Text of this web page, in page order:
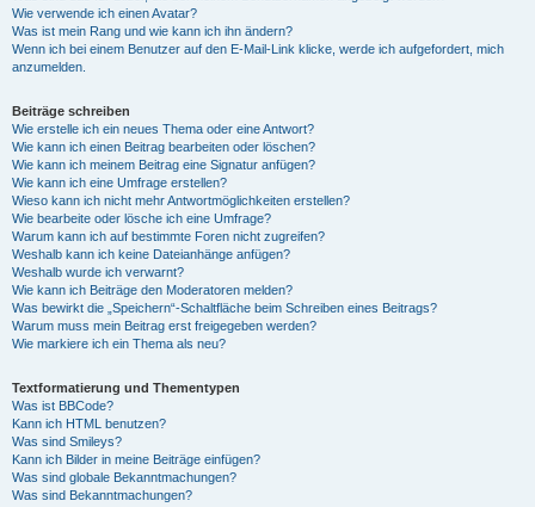
Wie verwende ich einen Avatar?
Was ist mein Rang und wie kann ich ihn ändern?
Wenn ich bei einem Benutzer auf den E-Mail-Link klicke, werde ich aufgefordert, mich
anzumelden.
Beiträge schreiben
Wie erstelle ich ein neues Thema oder eine Antwort?
Wie kann ich einen Beitrag bearbeiten oder löschen?
Wie kann ich meinem Beitrag eine Signatur anfügen?
Wie kann ich eine Umfrage erstellen?
Wieso kann ich nicht mehr Antwortmöglichkeiten erstellen?
Wie bearbeite oder lösche ich eine Umfrage?
Warum kann ich auf bestimmte Foren nicht zugreifen?
Weshalb kann ich keine Dateianhänge anfügen?
Weshalb wurde ich verwarnt?
Wie kann ich Beiträge den Moderatoren melden?
Was bewirkt die „Speichern“-Schaltfläche beim Schreiben eines Beitrags?
Warum muss mein Beitrag erst freigegeben werden?
Wie markiere ich ein Thema als neu?
Textformatierung und Thementypen
Was ist BBCode?
Kann ich HTML benutzen?
Was sind Smileys?
Kann ich Bilder in meine Beiträge einfügen?
Was sind globale Bekanntmachungen?
Was sind Bekanntmachungen?